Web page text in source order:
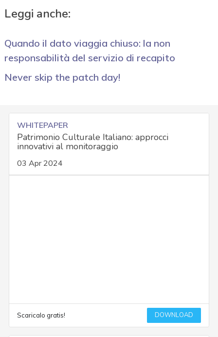
Leggi anche:
Quando il dato viaggia chiuso: la non
responsabilità del servizio di recapito
Never skip the patch day!
WHITEPAPER
Patrimonio Culturale Italiano: approcci
innovativi al monitoraggio
03 Apr 2024
Scaricalo gratis! DOWNLOAD